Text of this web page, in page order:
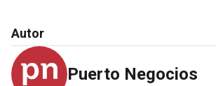
Autor
Puerto Negocios